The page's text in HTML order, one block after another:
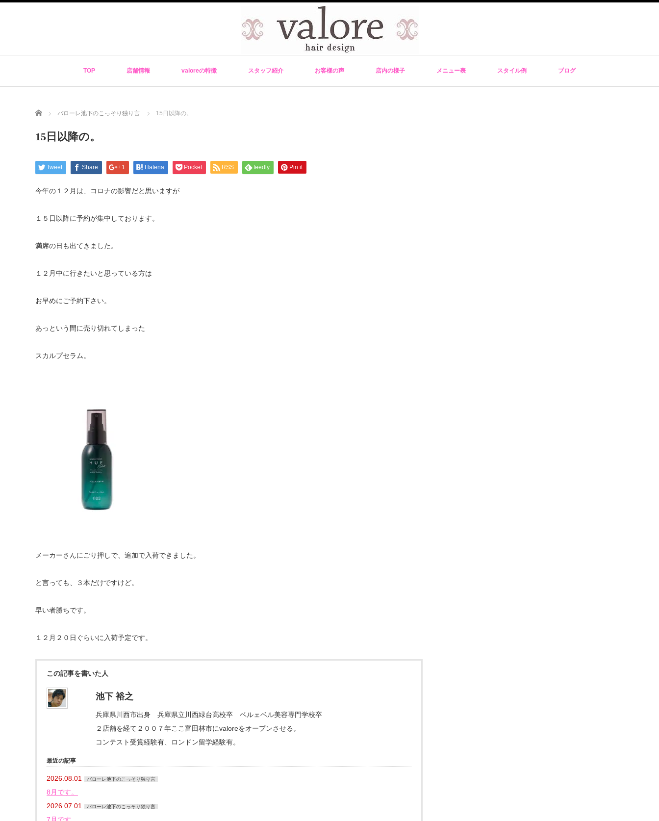
TOP 店舗情報 valoreの特徴 スタッフ紹介 お客様の声 店内の様子 メニュー表 スタイル例 ブログ
Home バローレ池下のこっそり独り言 15日以降の。
15日以降の。
Tweet Share +1 Hatena Pocket RSS feedly Pin it
今年の１２月は、コロナの影響だと思いますが
１５日以降に予約が集中しております。
満席の日も出てきました。
１２月中に行きたいと思っている方は
お早めにご予約下さい。
あっという間に売り切れてしまった
スカルプセラム。
メーカーさんにごり押しで、追加で入荷できました。
と言っても、３本だけですけど。
早い者勝ちです。
１２月２０日ぐらいに入荷予定です。
この記事を書いた人
池下 裕之
兵庫県川西市出身 兵庫県立川西緑台高校卒 ベルェベル美容専門学校卒
２店舗を経て２００７年ここ富田林市にvaloreをオープンさせる。
コンテスト受賞経験有、ロンドン留学経験有。
最近の記事
2026.08.01 バローレ池下のこっそり独り言
8月です。
2026.07.01
バローレ池下のこっそり独り言